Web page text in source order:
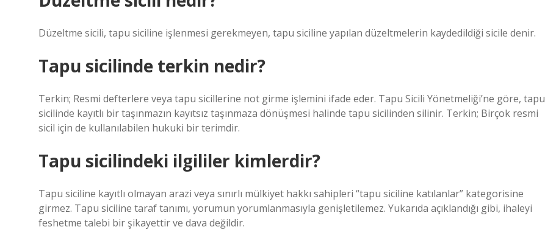
Düzeltme sicili, tapu siciline işlenmesi gerekmeyen, tapu siciline yapılan düzeltmelerin kaydedildiği sicile denir.
Tapu sicilinde terkin nedir?
Terkin; Resmi defterlere veya tapu sicillerine not girme işlemini ifade eder. Tapu Sicili Yönetmeliği’ne göre, tapu
sicilinde kayıtlı bir taşınmazın kayıtsız taşınmaza dönüşmesi halinde tapu sicilinden silinir. Terkin; Birçok resmi
sicil için de kullanılabilen hukuki bir terimdir.
Tapu sicilindeki ilgililer kimlerdir?
Tapu siciline kayıtlı olmayan arazi veya sınırlı mülkiyet hakkı sahipleri “tapu siciline katılanlar” kategorisine
girmez. Tapu siciline taraf tanımı, yorumun yorumlanmasıyla genişletilemez. Yukarıda açıklandığı gibi, ihaleyi
feshetme talebi bir şikayettir ve dava değildir.